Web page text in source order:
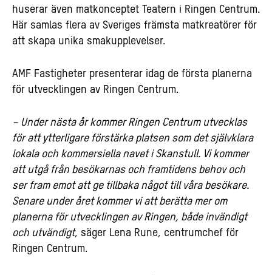
huserar även matkonceptet Teatern i Ringen Centrum.
Här samlas flera av Sveriges främsta matkreatörer för
att skapa unika smakupplevelser.
AMF Fastigheter presenterar idag de första planerna
för utvecklingen av Ringen Centrum.
– Under nästa år kommer Ringen Centrum utvecklas
för att ytterligare förstärka platsen som det självklara
lokala och kommersiella navet i Skanstull. Vi kommer
att utgå från besökarnas och framtidens behov och
ser fram emot att ge tillbaka något till våra besökare.
Senare under året kommer vi att berätta mer om
planerna för utvecklingen av Ringen, både invändigt
och utvändigt, säger Lena Rune, centrumchef för
Ringen Centrum.